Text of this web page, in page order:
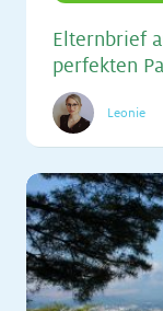
El­tern­brief
per­fek­ten
Leonie